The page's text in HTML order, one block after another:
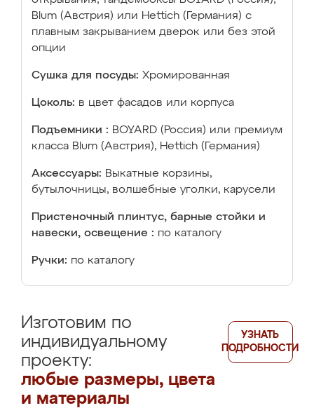
Blum (Австрия) или Hettich (Германия) с
плавным закрыванием дверок или без этой
опции
Сушка для посуды: Хромированная
Цоколь: в цвет фасадов или корпуса
Подъемники : BOYARD (Россия) или премиум
класса Blum (Австрия), Hettich (Германия)
Аксессуары: Выкатные корзины,
бутылочницы, волшебные уголки, карусели
Пристеночный плинтус, барные стойки и
навески, освещение : по каталогу
Ручки: по каталогу
Изготовим по
индивидуальному
проекту:
любые размеры, цвета
и материалы
УЗНАТЬ
ПОДРОБНОСТИ